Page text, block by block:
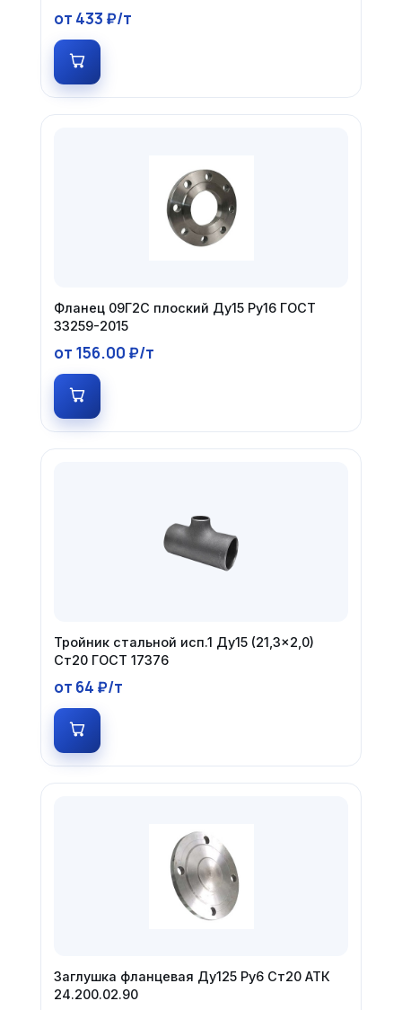
от 433 ₽/т
Фланец 09Г2С плоский Ду15 Ру16 ГОСТ
33259-2015
от 156.00 ₽/т
Тройник стальной исп.1 Ду15 (21,3×2,0)
Ст20 ГОСТ 17376
от 64 ₽/т
Заглушка фланцевая Ду125 Ру6 Ст20 АТК
24.200.02.90